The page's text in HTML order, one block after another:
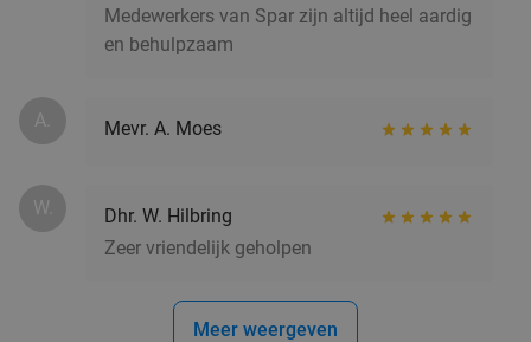
Medewerkers van Spar zijn altijd heel aardig
en behulpzaam
A. Mevr. A. Moes
W.
Dhr. W. Hilbring
Zeer vriendelijk geholpen
Meer weergeven